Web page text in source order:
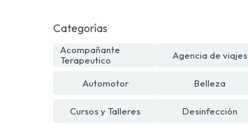
Categorías
Acompañante
Terapeutico
Agencia de viajes
Automotor Belleza
Cursos y Talleres Desinfección